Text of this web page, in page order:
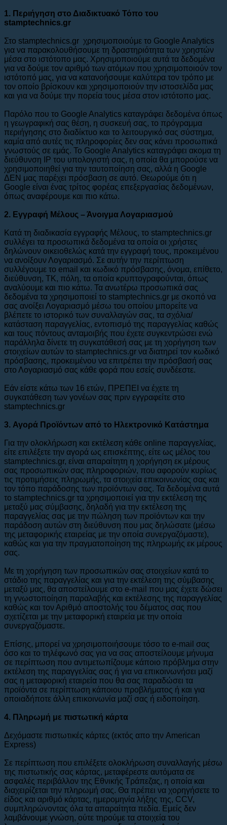
1. Περιήγηση στο Διαδικτυακό Τόπο του
stamptechnics.gr
Στο stamptechnics.gr χρησιμοποιούμε το Google Analytics
για να παρακολουθήσουμε τη δραστηριότητα των χρηστών
μέσα στο ιστότοπο μας. Χρησιμοποιούμε αυτά τα δεδομένα
για να δούμε τον αριθμό των ατόμων που χρησιμοποιούν τον
ιστότοπό μας, για να κατανοήσουμε καλύτερα τον τρόπο με
τον οποίο βρίσκουν και χρησιμοποιούν την ιστοσελίδα μας
και για να δούμε την πορεία τους μέσα στον ιστότοπο μας.
Παρόλο που το Google Analytics καταγράφει δεδομένα όπως
η γεωγραφική σας θέση, η συσκευή σας, το πρόγραμμα
περιήγησης στο διαδίκτυο και το λειτουργικό σας σύστημα,
καμία από αυτές τις πληροφορίες δεν σας κάνει προσωπικά
γνωστούς σε εμάς. Το Google Analytics καταγράφει ακομα τη
διεύθυνση IP του υπολογιστή σας, η οποία θα μπορούσε να
χρησιμοποιηθεί για την ταυτοποίηση σας, αλλά η Google
ΔΕΝ μας παρέχει πρόσβαση σε αυτό. Θεωρούμε ότι η
Google είναι ένας τρίτος φορέας επεξεργασίας δεδομένων,
όπως αναφέρουμε και πιο κάτω.
2. Εγγραφή Μέλους – Άνοιγμα Λογαριασμού
Κατά τη διαδικασία εγγραφής Μέλους, το stamptechnics.gr
συλλέγει τα προσωπικά δεδομένα τα οποία οι χρήστες
δηλώνουν οικειοθελώς κατά την εγγραφή τους, προκειμένου
να ανοίξουν Λογαριασμό. Σε αυτήν την περίπτωση
συλλέγουμε το email και κωδικό πρόσβασης, όνομα, επίθετο,
διεύθυνση, ΤΚ, πόλη, τα οποία κρυπτογραφούνται, όπως
αναλύουμε και πιο κάτω. Τα ανωτέρω προσωπικά σας
δεδομένα τα χρησιμοποιεί το stamptechnics.gr με σκοπό να
σας ανοίξει Λογαριασμό μέσω του οποίου μπορείτε να
βλέπετε το ιστορικό των συναλλαγών σας, τα σχόλια/
κατάσταση παραγγελίας, εντοπισμό της παραγγελίας καθώς
και τους πόντους ανταμοιβής που έχετε συγκεντρώσει ενώ
παράλληλα δίνετε τη συγκατάθεσή σας με τη χορήγηση των
στοιχείων αυτών το stamptechnics.gr να διατηρεί τον κωδικό
πρόσβασης, προκειμένου να επιτρέπει την πρόσβασή σας
στο Λογαριασμό σας κάθε φορά που εσείς συνδέεστε.
Εάν είστε κάτω των 16 ετών, ΠΡΕΠΕΙ να έχετε τη
συγκατάθεση των γονέων σας πριν εγγραφείτε στο
stamptechnics.gr
3. Αγορά Προϊόντων από το Ηλεκτρονικό Κατάστημα
Για την ολοκλήρωση και εκτέλεση κάθε οnline παραγγελίας,
είτε επιλέξετε την αγορά ως επισκέπτης, είτε ως μέλος του
stamptechnics.gr, είναι απαραίτητη η χορήγηση εκ μέρους
σας προσωπικών σας πληροφοριών, που αφορούν κυρίως
τις προτιμήσεις πληρωμής, τα στοιχεία επικοινωνίας σας και
τον τόπο παράδοσης των προϊόντων σας. Τα δεδομένα αυτά
το stamptechnics.gr τα χρησιμοποιεί για την εκτέλεση της
μεταξύ μας σύμβασης, δηλαδή για την εκτέλεση της
παραγγελίας σας με την πώληση των προϊόντων και την
παράδοση αυτών στη διεύθυνση που μας δηλώσατε (μέσω
της μεταφορικής εταιρείας με την οποία συνεργαζόμαστε),
καθώς και για την πραγματοποίηση της πληρωμής εκ μέρους
σας.
Με τη χορήγηση των προσωπικών σας στοιχείων κατά το
στάδιο της παραγγελίας και για την εκτέλεση της σύμβασης
μεταξύ μας, θα αποστείλουμε στο e-mail που μας έχετε δώσει
τη γνωστοποίηση παραλαβής και εκτέλεσης της παραγγελίας
καθώς και τον Αριθμό αποστολής του δέματος σας που
σχετίζεται με την μεταφορική εταιρεία με την οποία
συνεργαζόμαστε.
Επίσης, μπορεί να χρησιμοποιήσουμε τόσο το e-mail σας
όσο και το τηλέφωνό σας για να σας αποστείλουμε μήνυμα
σε περίπτωση που αντιμετωπίζουμε κάποιο πρόβλημα στην
εκτέλεση της παραγγελίας σας ή για να επικοινωνήσει μαζί
σας η μεταφορική εταιρεία που θα σας παραδώσει τα
προϊόντα σε περίπτωση κάποιου προβλήματος ή και για
οποιαδήποτε άλλη επικοινωνία μαζί σας ή ειδοποίηση.
4. Πληρωμή με πιστωτική κάρτα
Δεχόμαστε πιστωτικές κάρτες (εκτός απο την American
Express)
Σε περίπτωση που επιλέξετε ολοκλήρωση συναλλαγής μέσω
της πιστωτικής σας κάρτας, μεταφέρεστε αυτόματα σε
ασφαλές περιβάλλον της Εθνικής Τράπεζας, η οποία και
διαχειρίζεται την πληρωμή σας. Θα πρέπει να χορηγήσετε το
είδος και αριθμό κάρτας, ημερομηνία λήξης της, CCV,
συμπληρώνοντας όλα τα απαραίτητα πεδία. Εμείς δεν
λαμβάνουμε γνώση, ούτε τηρούμε τα στοιχεία του